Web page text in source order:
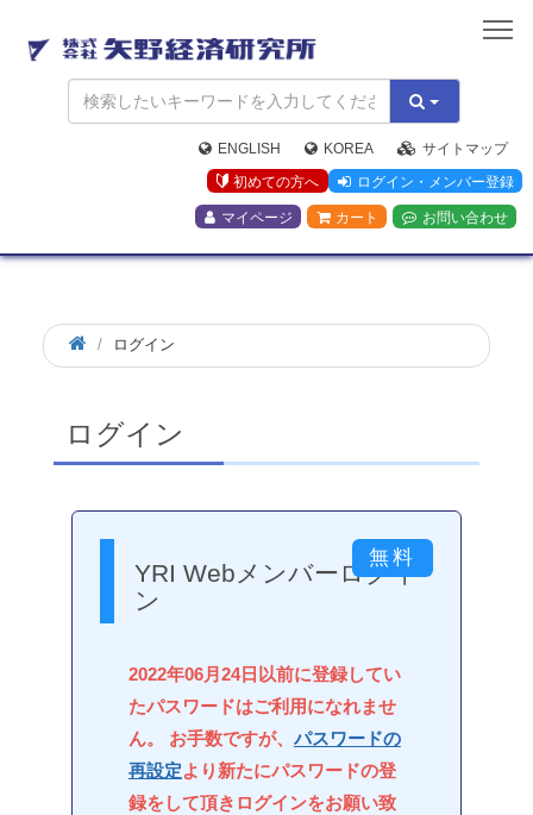
矢
野
経
済
研
究
所
ENGLISH KOREA
サイトマップ
初めての方へ
ログイン・メンバー登録
マイページ カート お問い合わせ
ログイン
ログイン
YRI Webメンバーログイ
ン
2022年06月24日以前に登録してい
たパスワードはご利用になれませ
ん。 お手数ですが、 パスワードの
再設定より新たにパスワードの登
録をして頂きログインをお願い致